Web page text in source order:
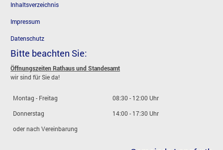
Inhaltsverzeichnis
Impressum
Datenschutz
Bitte beachten Sie:
Öffnungszeiten Rathaus und Standesamt
wir sind für Sie da!
Montag - Freitag
08:30 - 12:00 Uhr
Donnerstag
14:00 - 17:30 Uhr
oder nach Vereinbarung